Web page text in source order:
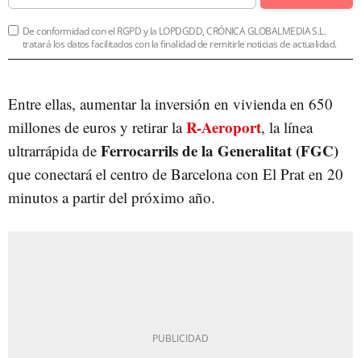
De conformidad con el RGPD y la LOPDGDD, CRÓNICA GLOBALMEDIA S.L.
tratará los datos facilitados con la finalidad de remitirle noticias de actualidad.
Entre ellas, aumentar la inversión en vivienda en 650
millones de euros y retirar laR-Aeroport, la línea
ultrarrápida de Ferrocarrils de la Generalitat (FGC)
que conectará el centro de Barcelona con El Prat en 20
minutos a partir del próximo año.